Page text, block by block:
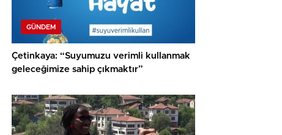
GÜNDEM
Çetinkaya: “Suyumuzu verimli kullanmak
geleceğimize sahip çıkmaktır”